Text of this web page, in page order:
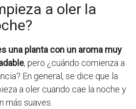
a oler la
una planta con un aroma muy
, pero ¿cuándo comienza a
En general, se dice que la
a oler cuando cae la noche y
más suaves.